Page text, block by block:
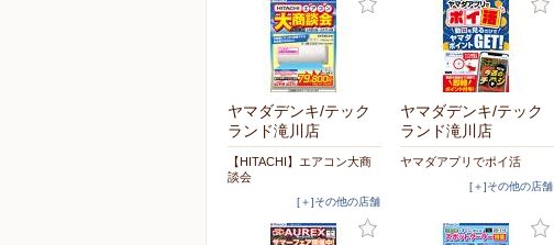
ヤマダデンキ/テック
ランド滝川店
【HITACHI】エアコン大商
談会
[＋]その他の店舗
ヤマダデンキ/テック
ランド滝川店
ヤマダアプリでポイ活
[＋]その他の店舗